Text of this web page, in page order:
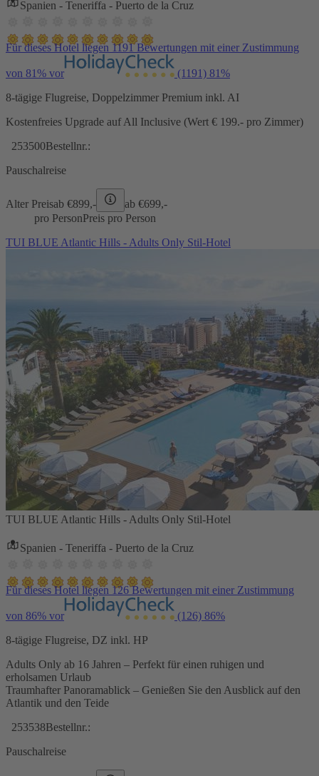
Spanien - Teneriffa - Puerto de la Cruz
Für dieses Hotel liegen 1191 Bewertungen mit einer Zustimmung
von 81% vor (1191) 81%
8-tägige Flugreise, Doppelzimmer Premium inkl. AI
Kostenfreies Upgrade auf All Inclusive (Wert € 199.- pro Zimmer)
253500Bestellnr.:
Pauschalreise
Alter Preisab €899,- ab €699,-
pro PersonPreis pro Person
TUI BLUE Atlantic Hills - Adults Only Stil-Hotel
TUI BLUE Atlantic Hills - Adults Only Stil-Hotel
Spanien - Teneriffa - Puerto de la Cruz
Für dieses Hotel liegen 126 Bewertungen mit einer Zustimmung
von 86% vor (126) 86%
8-tägige Flugreise, DZ inkl. HP
Adults Only ab 16 Jahren – Perfekt für einen ruhigen und
erholsamen Urlaub
Traumhafter Panoramablick – Genießen Sie den Ausblick auf den
Atlantik und den Teide
253538Bestellnr.:
Pauschalreise